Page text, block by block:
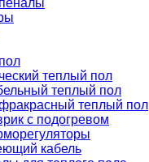
теплый пол
теплый пол
теплый пол
с подогревом
кабель